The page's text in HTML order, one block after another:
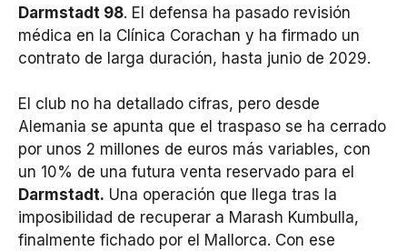
Darmstadt 98. El defensa ha pasado revisión
médica en la Clínica Corachan y ha firmado un
contrato de larga duración, hasta junio de 2029.
El club no ha detallado cifras, pero desde
Alemania se apunta que el traspaso se ha cerrado
por unos 2 millones de euros más variables, con
un 10% de una futura venta reservado para el
Darmstadt. Una operación que llega tras la
imposibilidad de recuperar a Marash Kumbulla,
finalmente fichado por el Mallorca. Con ese